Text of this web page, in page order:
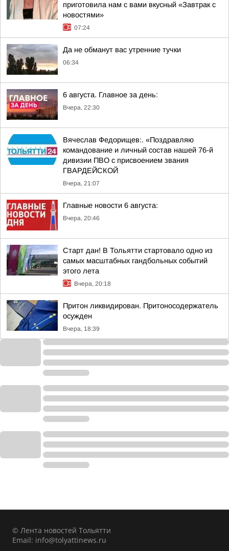
приготовила нам с вами вкусный «Завтрак с
новостями»
07:24
Да не обманут вас утренние тучки
06:34
6 августа. Главное за день:
Вчера, 22:30
Вячеслав Федорищев:. «Поздравляю
командование и личный состав нашей 76-й
дивизии ПВО с присвоением звания
ГВАРДЕЙСКОЙ
Вчера, 21:07
Главные новости 6 августа:
Вчера, 20:46
Старт дан! В Тольятти стартовало одно из
самых масштабных гандбольных событий
этого лета
Вчера, 20:18
Притон ликвидирован. Притоносодержатель
осужден
Вчера, 18:39
© Лента новостей Тольятти
Email: info@tolyattinews.ru